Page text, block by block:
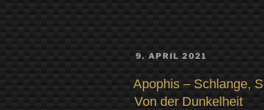
Berichte
aus
dem
VERÖFFENTLICHT
9. APRIL 2021
Apophis – Schlange,
Von der Dunkelheit